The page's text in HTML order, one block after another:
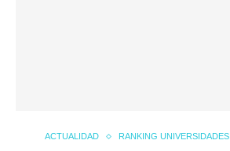
ACTUALIDAD RANKING UNIVERSIDADES